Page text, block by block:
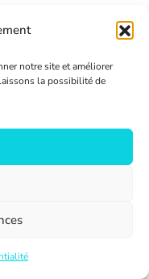
notre site et améliorer
la possibilité de
votre site
meilleure
2026